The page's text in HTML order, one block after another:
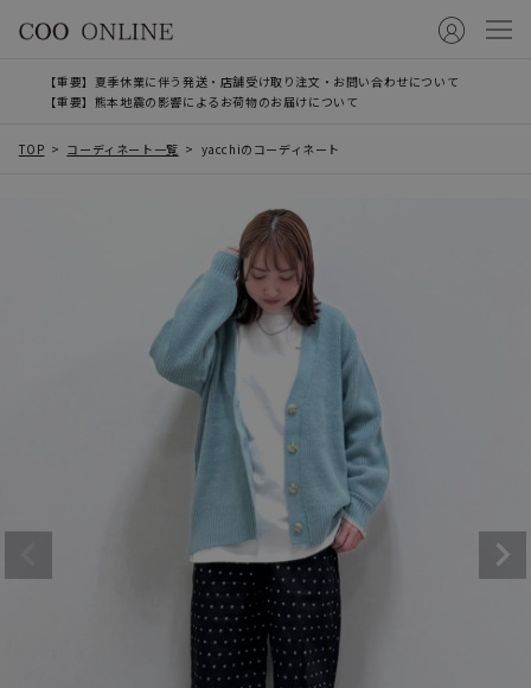
【重要】夏季休業に伴う発送・店舗受け取り注文・お問い合わせについて
【重要】熊本地震の影響によるお荷物のお届けについて
TOP コーディネート一覧 yacchiのコーディネート